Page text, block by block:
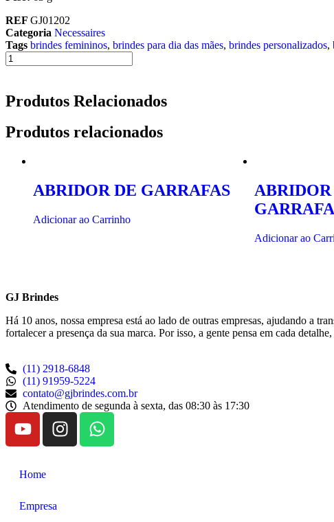
REF GJ01202
Categoria Necessaires
Tags brindes femininos, brindes para dia das mães, brindes personalizados,
Produtos Relacionados
Produtos relacionados
ABRIDOR DE GARRAFAS
Adicionar ao Carrinho
Adicionar ao
GJ Brindes
Há 10 anos, nossa empresa está ao lado de outras empresas, ajudando a
fortalecer a presença da sua marca. Por isso, a gente pensa em cada
(11) 2918-6848
(11) 91959-5224
contato@gjbrindes.com.br
Atendimento de segunda à sexta, das 08:30 às 17:30
Home
Empresa